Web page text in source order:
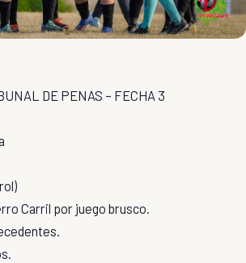
DE PENAS – FECHA 3
Carril por juego brusco.